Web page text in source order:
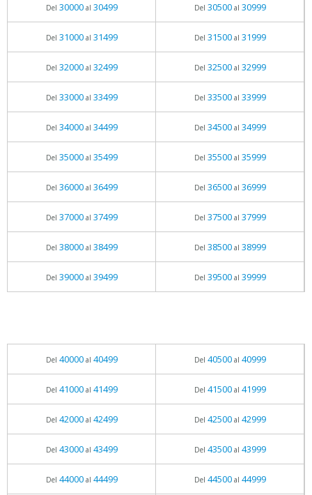
Del 30000al 30499 Del 30500al 30999
Del 31000al 31499 Del 31500al 31999
Del 32000al 32499 Del 32500al 32999
Del 33000al 33499 Del 33500al 33999
Del 34000al 34499 Del 34500al 34999
Del 35000al 35499 Del 35500al 35999
Del 36000al 36499 Del 36500al 36999
Del 37000al 37499 Del 37500al 37999
Del 38000al 38499 Del 38500al 38999
Del 39000al 39499 Del 39500al 39999
Del 40000al 40499 Del 40500al 40999
Del 41000al 41499 Del 41500al 41999
Del 42000al 42499 Del 42500al 42999
Del 43000al 43499 Del 43500al 43999
Del 44000al 44499 Del 44500al 44999